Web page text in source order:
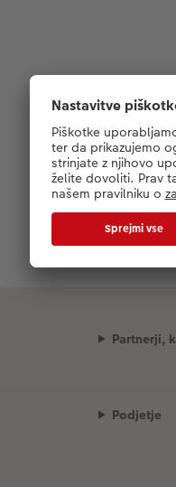
Partnerji,
Podjetje